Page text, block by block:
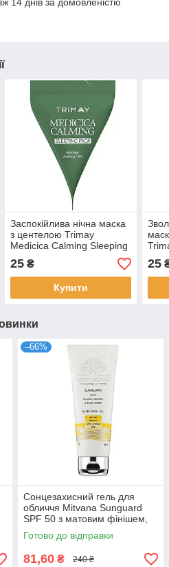
Заспокійлива нічна маска
з центелою Trimay
Medicica Calming Sleeping
Pack, 3 мл
25₴
Купити
25
–66%
Сонцезахисний гель для
обличчя Mitvana Sunguard
SPF 50 з матовим фінішем,
50 мл
Готово до відправки
81,60 ₴ 240 ₴